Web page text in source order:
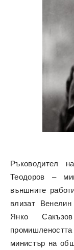
Ръководител
Теодоров –
външните
влизат
Янко
министър на